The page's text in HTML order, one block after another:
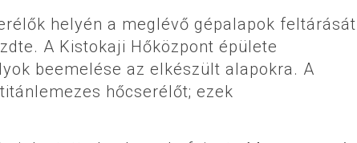
helyén a meglévő gépalapok feltárását
A Kistokaji Hőközpont épülete
beemelése az elkészült alapokra. A
hőcserélőt; ezek